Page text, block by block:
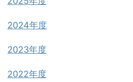
2024年度
2023年度
2022年度